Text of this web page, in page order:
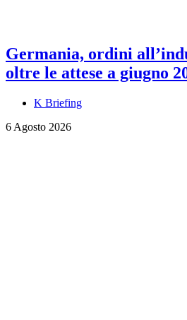
Germania, ordini
oltre le attese a giugno
K Briefing
6 Agosto 2026